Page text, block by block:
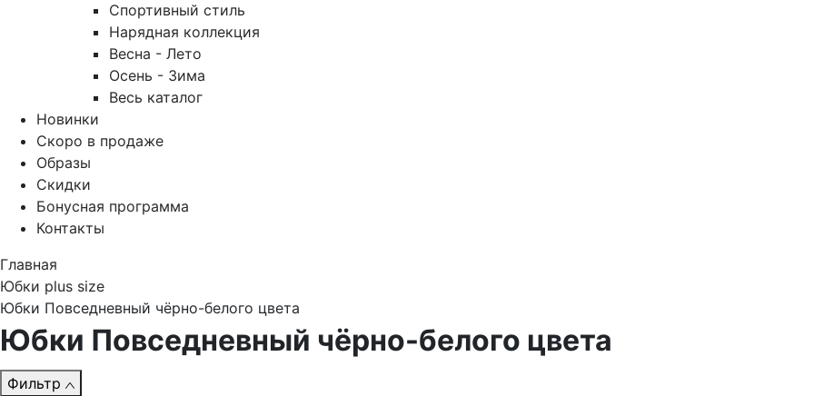
Спортивный стиль
Нарядная коллекция
Весна - Лето
Осень - Зима
Весь каталог
Новинки
Скоро в продаже
Образы
Скидки
Бонусная программа
Контакты
Главная
Юбки plus size
Юбки Повседневный чёрно-белого цвета
Юбки Повседневный чёрно-белого цвета
Фильтр